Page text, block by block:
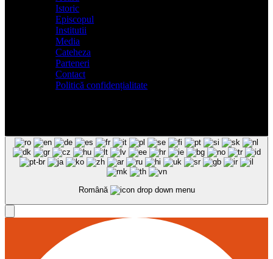
Istoric
Episcopul
Institutii
Media
Cateheza
Parteneri
Contact
Politică confidențialitate
Română